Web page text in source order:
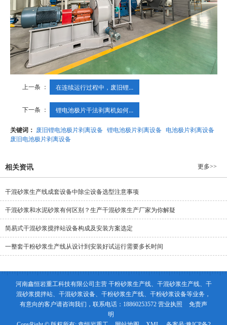
上一条 ： 在连续运行过程中，废旧锂...
下一条 ： 锂电池极片干法剥离机如何...
关键词： 废旧锂电池极片剥离设备 锂电池极片剥离设备 电池极片剥离设备
废旧电池极片剥离设备
相关资讯 更多>>
干混砂浆生产线成套设备中除尘设备选型注意事项
干混砂浆和水泥砂浆有何区别？生产干混砂浆生产厂家为你解疑
简易式干混砂浆搅拌站设备构成及安装方案选定
一整套干粉砂浆生产线从设计到安装好试运行需要多长时间
河南鑫恒岩重工科技有限公司主营 干粉砂浆生产线、干混砂浆生产线、干
混砂浆搅拌站、干混砂浆设备、干粉砂浆生产线、干粉砂浆设备等业务，
有意向的客户请咨询我们，联系电话：18860253572 营业执照
免责声
明